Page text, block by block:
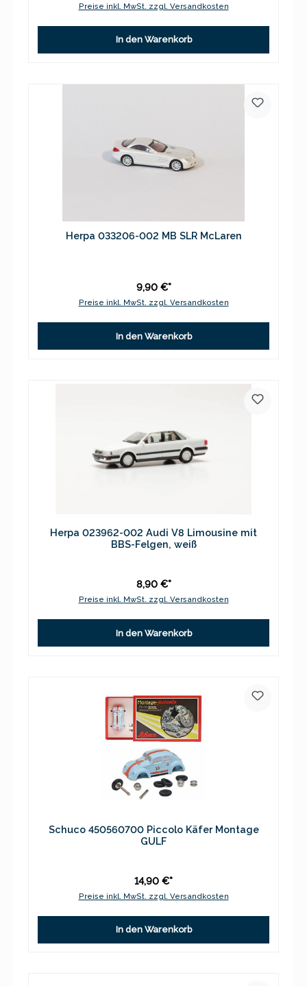
Preise inkl. MwSt. zzgl. Versandkosten
In den Warenkorb
Herpa 033206-002 MB SLR McLaren
9,90 €*
Preise inkl. MwSt. zzgl. Versandkosten
In den Warenkorb
Herpa 023962-002 Audi V8 Limousine mit
BBS-Felgen, weiß
8,90 €*
Preise inkl. MwSt. zzgl. Versandkosten
In den Warenkorb
Schuco 450560700 Piccolo Käfer Montage
GULF
14,90 €*
Preise inkl. MwSt. zzgl. Versandkosten
In den Warenkorb